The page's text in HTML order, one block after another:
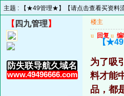
主题 : 【★49管理★】【请点击查看买资料
【 四九管理 】
防失联导航久域名
www.49496666.com
楼主
u 回复 u
【
为了吸
料才能
品，都